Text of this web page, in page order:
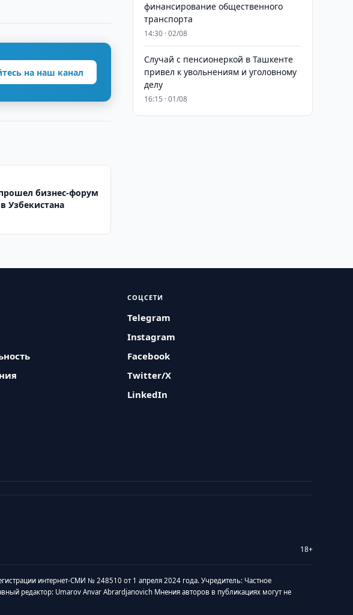
на наш канал
бизнес-форум
Узбекистана
финансирование общественного
транспорта
14:30 · 02/08
Случай с пенсионеркой в Ташкенте
привел к увольнениям и уголовному
делу
16:15 · 01/08
СОЦСЕТИ
Telegram
Instagram
Facebook
Twitter/X
LinkedIn
18+
интернет-СМИ № 248510 от 1 апреля 2024 года. Учредитель: Частное
редактор: Umarov Anvar Abrardjanovich Мнения авторов в публикациях могут не